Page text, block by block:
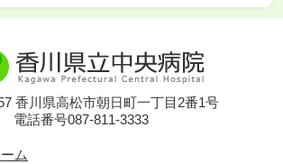
香川県高松市朝日町一丁目2番1号
電話番号087-811-3333
ム